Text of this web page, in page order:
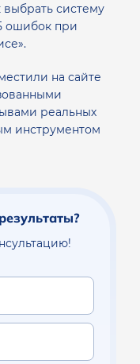
выбрать систему
ошибок при
на сайте
реальных
инструментом